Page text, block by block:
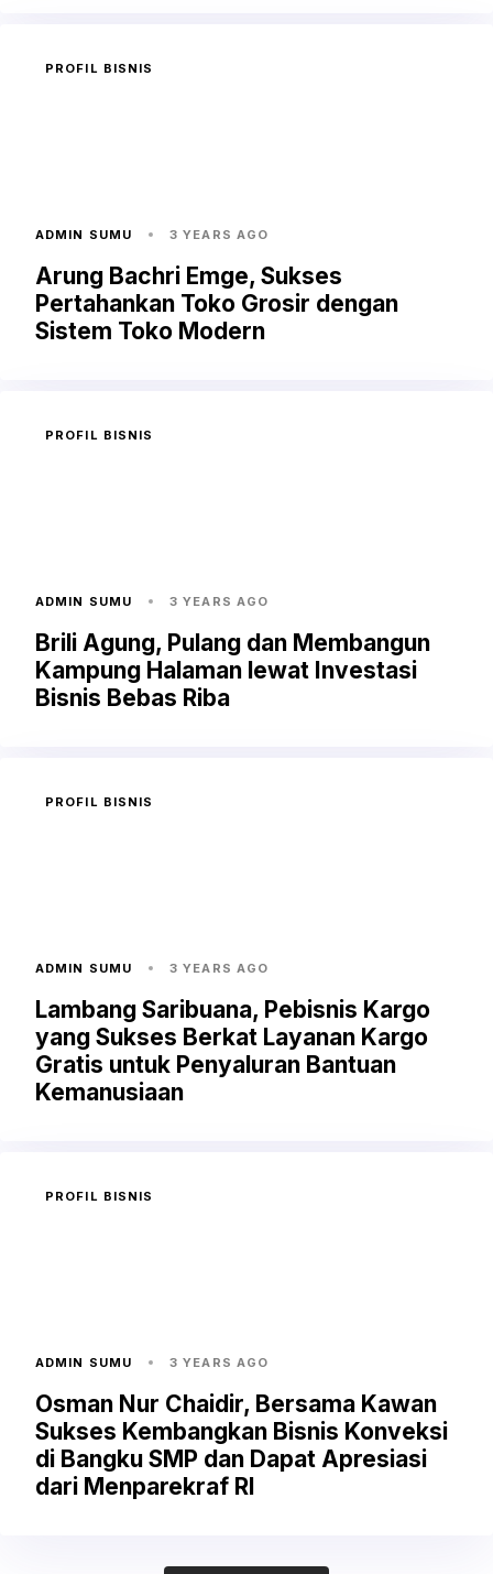
PROFIL BISNIS
ADMIN SUMU 3 YEARS AGO
Arung Bachri Emge, Sukses
Pertahankan Toko Grosir dengan
Sistem Toko Modern
PROFIL BISNIS
ADMIN SUMU 3 YEARS AGO
Brili Agung, Pulang dan Membangun
Kampung Halaman lewat Investasi
Bisnis Bebas Riba
PROFIL BISNIS
ADMIN SUMU 3 YEARS AGO
Lambang Saribuana, Pebisnis Kargo
yang Sukses Berkat Layanan Kargo
Gratis untuk Penyaluran Bantuan
Kemanusiaan
PROFIL BISNIS
ADMIN SUMU 3 YEARS AGO
Osman Nur Chaidir, Bersama Kawan
Sukses Kembangkan Bisnis Konveksi
di Bangku SMP dan Dapat Apresiasi
dari Menparekraf RI